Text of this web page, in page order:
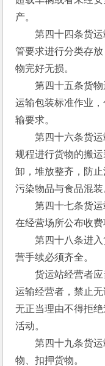
产。
第四十四条货运
管要求进行分类存
物完好无损。
第四十五条货物
运输包装标准作业
输要求。
第四十六条货运
规程进行货物的搬
卸，堆放整齐，防
污染物品与食品混装
第四十七条货运
在经营场所公布收
第四十八条进入
营手续必须齐全。
货运站经营者应
运输经营者，禁止
无正当理由不得拒
活动。
第四十九条货运
物、扣押货物。